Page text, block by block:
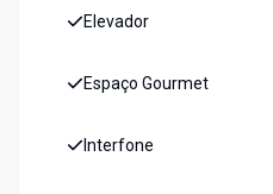
Elevador
Espaço Gourmet
Interfone